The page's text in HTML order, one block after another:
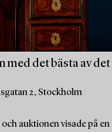
med det bästa av det
2, Stockholm
auktionen visade på en